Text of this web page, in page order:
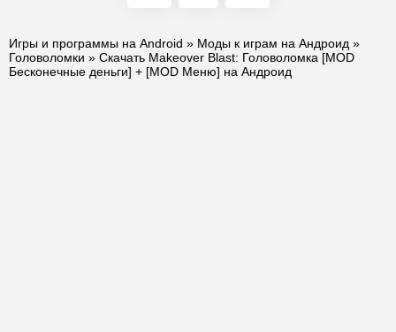
Игры и программы на Android » Моды к играм на Андроид »
Головоломки » Скачать Makeover Blast: Головоломка [MOD
Бесконечные деньги] + [MOD Меню] на Андроид